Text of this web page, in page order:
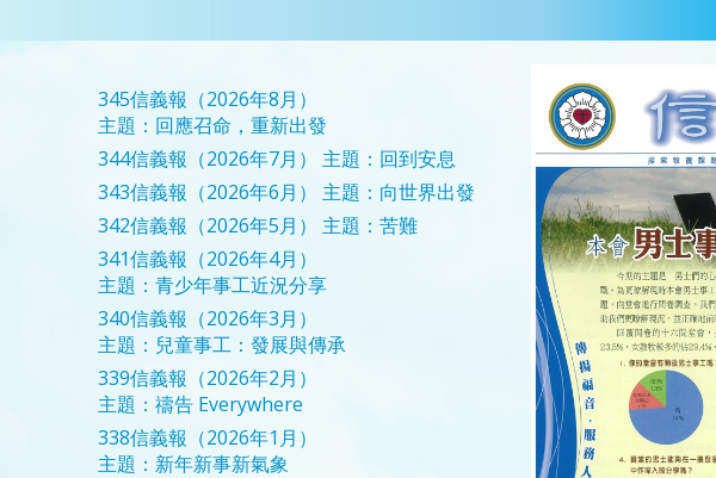
345信義報（2026年8月）
主題：回應召命，重新出發
344信義報（2026年7月）
主題：回到安息
343信義報（2026年6月）
主題：向世界出發
342信義報（2026年5月）
主題：苦難
341信義報（2026年4月）
主題：青少年事工近況分享
340信義報（2026年3月）
主題：兒童事工：發展與傳承
339信義報（2026年2月）
主題：禱告 Everywhere
338信義報（2026年1月）
主題：新年新事新氣象